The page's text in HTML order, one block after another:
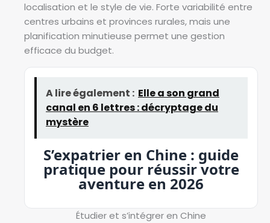
localisation et le style de vie. Forte variabilité entre
centres urbains et provinces rurales, mais une
planification minutieuse permet une gestion
efficace du budget.
A lire également : Elle a son grand
canal en 6 lettres : décryptage du
mystère
S’expatrier en Chine : guide
pratique pour réussir votre
aventure en 2026
Étudier et s’intégrer en Chine